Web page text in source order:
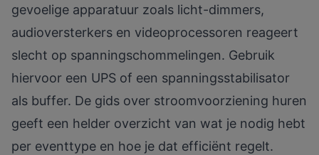
gevoelige apparatuur zoals licht-dimmers,
audioversterkers en videoprocessoren reageert
slecht op spanningschommelingen. Gebruik
hiervoor een UPS of een spanningsstabilisator
als buffer. De gids over stroomvoorziening huren
geeft een helder overzicht van wat je nodig hebt
per eventtype en hoe je dat efficiënt regelt.